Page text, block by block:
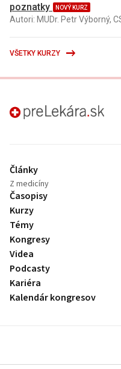
poznatky
NOVÝ KURZ
Autori: MUDr. Petr Výborný,
VŠETKY KURZY
preLekára.sk
Články
Z medicíny
Časopisy
Kurzy
Témy
Kongresy
Videa
Podcasty
Kariéra
Kalendár kongresov